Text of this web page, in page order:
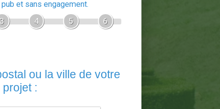
En 5 minutes, demandez
auxpaysagistesdans votre région.
Gratuit, sans pub et sans engagement.